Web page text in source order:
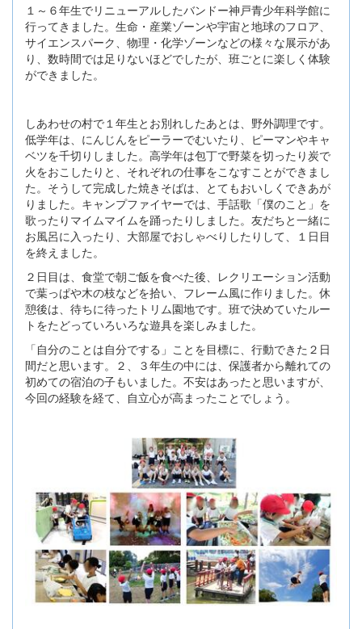
１～６年生でリニューアルしたバンドー神戸青少年科学館に
行ってきました。生命・産業ゾーンや宇宙と地球のフロア、
サイエンスパーク、物理・化学ゾーンなどの様々な展示があ
り、数時間では足りないほどでしたが、班ごとに楽しく体験
ができました。
しあわせの村で１年生とお別れしたあとは、野外調理です。
低学年は、にんじんをピーラーでむいたり、ピーマンやキャ
ベツを千切りしました。高学年は包丁で野菜を切ったり炭で
火をおこしたりと、それぞれの仕事をこなすことができまし
た。そうして完成した焼きそばは、とてもおいしくできあが
りました。キャンプファイヤーでは、手話歌「僕のこと」を
歌ったりマイムマイムを踊ったりしました。友だちと一緒に
お風呂に入ったり、大部屋でおしゃべりしたりして、１日目
を終えました。
２日目は、食堂で朝ご飯を食べた後、レクリエーション活動
で葉っぱや木の枝などを拾い、フレーム風に作りました。休
憩後は、待ちに待ったトリム園地です。班で決めていたルー
トをたどっていろいろな遊具を楽しみました。
「自分のことは自分でする」ことを目標に、行動できた２日
間だと思います。２、３年生の中には、保護者から離れての
初めての宿泊の子もいました。不安はあったと思いますが、
今回の経験を経て、自立心が高まったことでしょう。